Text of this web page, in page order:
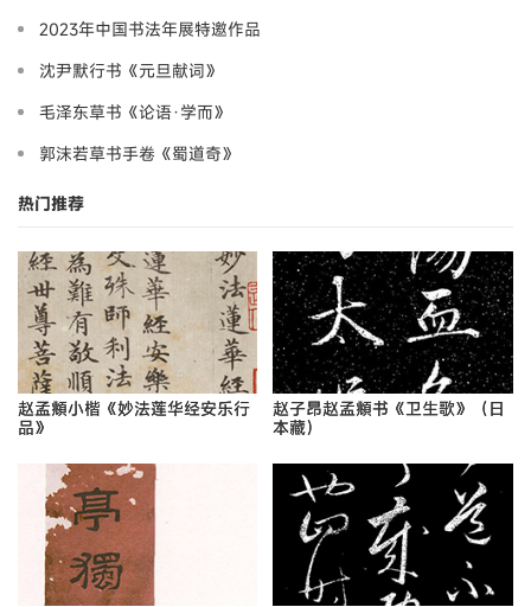
2023年中国书法年展特邀作品
沈尹默行书《元旦献词》
毛泽东草书《论语·学而》
郭沫若草书手卷《蜀道奇》
热门推荐
赵孟頫小楷《妙法莲华经安乐行
品》
赵子昂赵孟頫书《卫生歌》（日
本藏）